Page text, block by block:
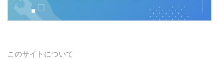
このサイトについて